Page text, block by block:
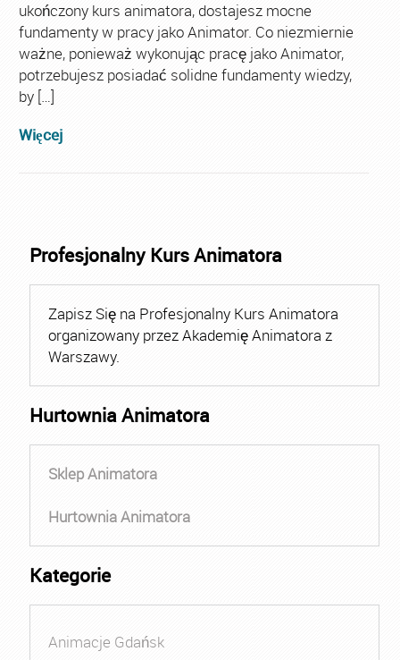
ukończony kurs animatora, dostajesz mocne
fundamenty w pracy jako Animator. Co niezmiernie
ważne, ponieważ wykonując pracę jako Animator,
potrzebujesz posiadać solidne fundamenty wiedzy,
by […]
Więcej
Profesjonalny Kurs Animatora
Zapisz Się na Profesjonalny Kurs Animatora
organizowany przez Akademię Animatora z
Warszawy.
Hurtownia Animatora
Sklep Animatora
Hurtownia Animatora
Kategorie
Animacje Gdańsk